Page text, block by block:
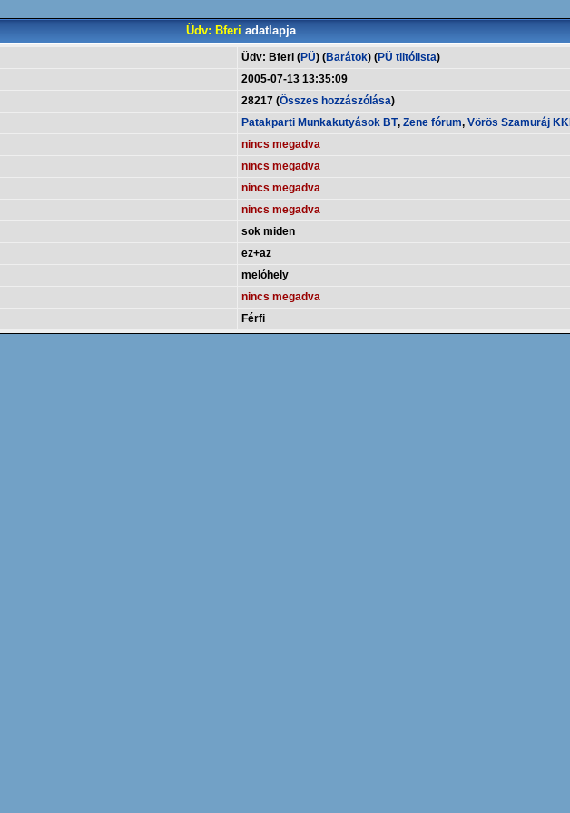
Üdv: Bferi adatlapja
Üdv: Bferi (PÜ) (Barátok) (PÜ tiltólista)
2005-07-13 13:35:09
28217 (Összes hozzászólása)
Patakparti Munkakutyások BT, Zene fórum, Vörös Szamuráj KKI
nincs megadva
nincs megadva
nincs megadva
nincs megadva
sok miden
ez+az
melóhely
nincs megadva
Férfi